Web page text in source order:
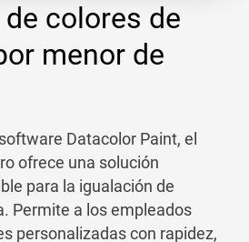
colores de
menor de
Datacolor Paint, el
ofrece una solución
para la igualación de
Permite a los empleados
personalizadas con rapidez,